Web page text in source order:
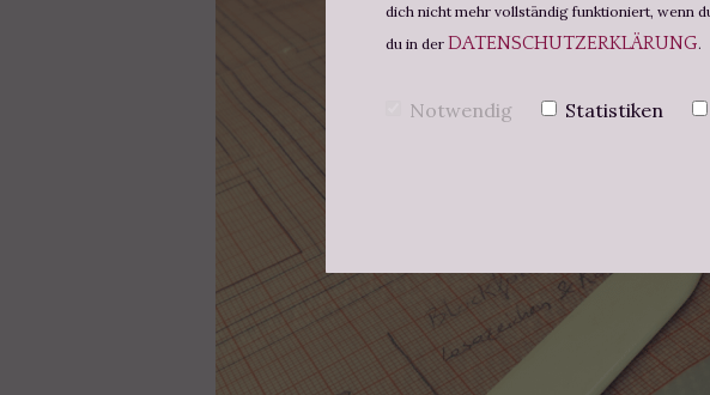
dich nicht mehr vollständig funktioniert, wenn
du in der DATENSCHUTZERKLÄRUNG.
Notwendig Statistiken